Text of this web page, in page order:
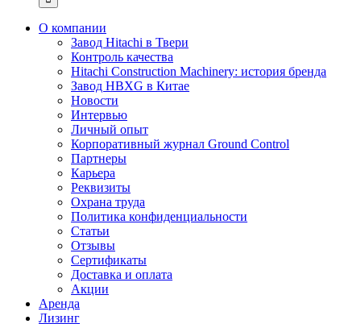
О компании
Завод Hitachi в Твери
Контроль качества
Hitachi Construction Machinery: история бренда
Завод HBXG в Китае
Новости
Интервью
Личный опыт
Корпоративный журнал Ground Control
Партнеры
Карьера
Реквизиты
Охрана труда
Политика конфиденциальности
Статьи
Отзывы
Сертификаты
Доставка и оплата
Акции
Аренда
Лизинг